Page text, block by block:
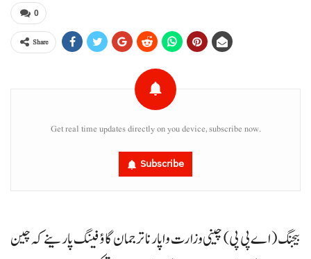
0
Share
Get real time updates directly on you device, subscribe now.
Subscribe
بیجنگ (اے پی پی) چینی وزارت واپار نا ترجمان گاؤ فینگ پارینے کہ چین